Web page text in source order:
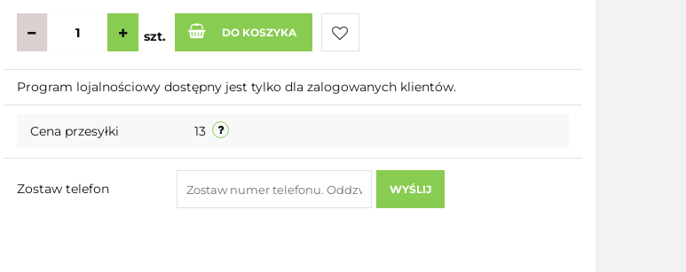
szt. DO KOSZYKA
Do
przechowalni
Program lojalnościowy dostępny jest tylko dla zalogowanych klientów.
Cena przesyłki 13
Zostaw telefon WYŚLIJ